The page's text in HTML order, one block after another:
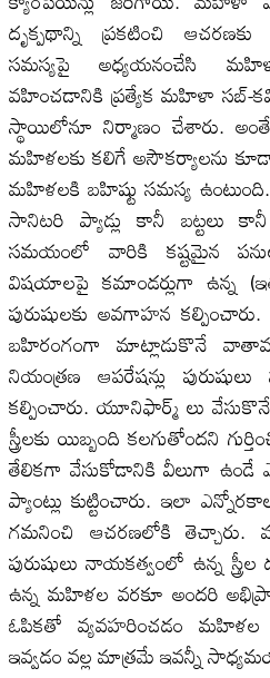
దృక్పథాన్ని ప్రకటించి ఆచరణకు
సమస్యపై అధ్యయనంచేసి
వహించడానికి ప్రత్యేక మహిళా సబ్-
స్థాయిలోనూ నిర్మాణం చేశారు.
మహిళలకు కలిగే అసౌకర్యాలను
మహిళలకి బహిష్టు సమస్య
సానిటరి ప్యాడ్లు కానీ బట్టలు
సమయంలో వారికి కష్టమైన
విషయాలపై కమాండర్లుగా ఉన్న
పురుషులకు అవగాహన
బహిరంగంగా మాట్లాడుకొనే
నియంత్రణ ఆపరేషన్లు
కల్పించారు. యూనిఫార్మ్ లు
స్త్రీలకు యిబ్బంది కలగుతోందని
తేలికగా వేసుకోడానికి వీలుగా ఉండే
ప్యాంట్లు కుట్టించారు. ఇలా
గమనించి ఆచరణలోకి తెచ్చారు.
పురుషులు నాయకత్వంలో ఉన్న
ఉన్న మహిళల వరకూ అందరి
ఓపికతో వ్యవహరించడం
ఇవ్వడం వల్ల మాత్రమే ఇవన్నీ